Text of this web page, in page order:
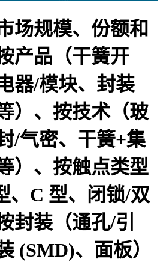
场规模、份额和
产品（干簧开
器/模块、封装
）、按技术（玻
/气密、干簧+集
）、按触点类型
、C 型、闭锁/双
封装（通孔/引
(SMD)、面板）